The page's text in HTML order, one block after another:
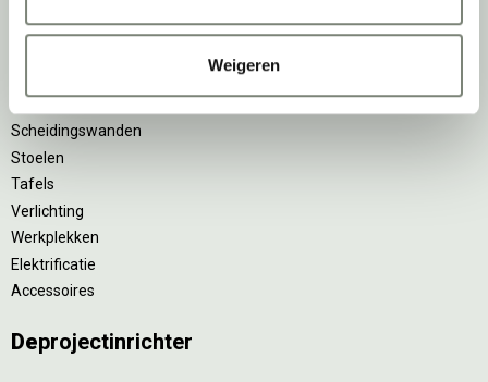
Weigeren
Projectstoffering
Scheidingswanden
Stoelen
Tafels
Verlichting
Werkplekken
Elektrificatie
Accessoires
Deprojectinrichter